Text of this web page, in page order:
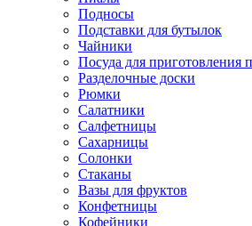
Подносы
Подставки для бутылок
Чайники
Посуда для приготовления
Разделочные доски
Рюмки
Салатники
Салфетницы
Сахарницы
Солонки
Стаканы
Вазы для фруктов
Конфетницы
Кофейники